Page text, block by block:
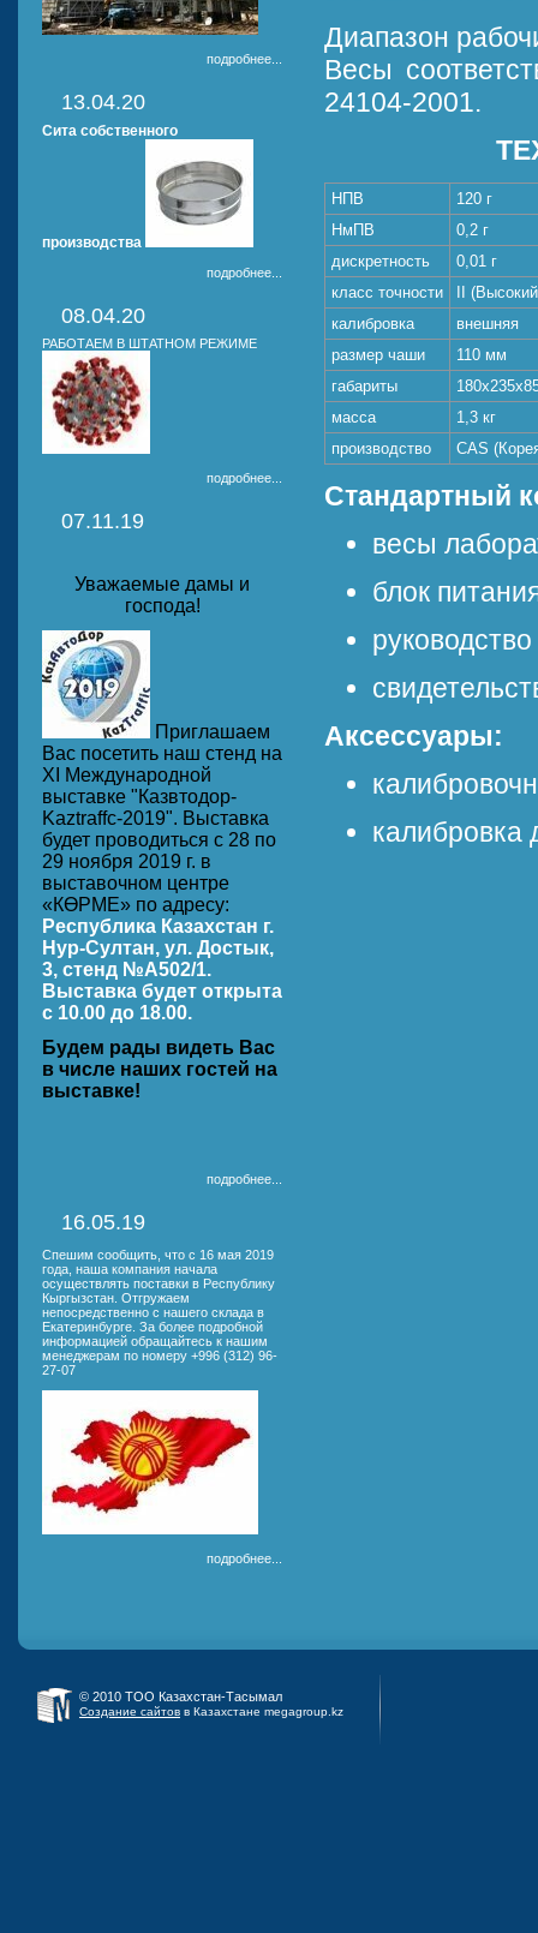
подробнее...
13.04.20
Сита собственного
производства
подробнее...
08.04.20
РАБОТАЕМ В ШТАТНОМ РЕЖИМЕ
подробнее...
07.11.19
Уважаемые дамы и
господа!
Приглашаем
Вас посетить наш стенд на
ХI Международной
выставке "Казвтодор-
Kaztraffc-2019". Выставка
будет проводиться с 28 по
29 ноября 2019 г. в
выставочном центре
«КӨРМЕ» по адресу:
Республика Казахстан г.
Нур-Султан, ул. Достык,
3, стенд №A502/1.
Выставка будет открыта
с 10.00 до 18.00.
Будем рады видеть Вас
в числе наших гостей на
выставке!
подробнее...
16.05.19
Спешим сообщить, что с 16 мая 2019
года, наша компания начала
осуществлять поставки в Республику
Кыргызстан. Отгружаем
непосредственно с нашего склада в
Екатеринбурге. За более подробной
информацией обращайтесь к нашим
менеджерам по номеру +996 (312) 96-
27-07
подробнее...
Диапазон
Весы
24104-2001.
НПВ
120 г
НмПВ
0,2 г
дискретность
0,01 г
класс точности
II
калибровка
внешняя
размер чаши
110 мм
габариты
масса
1,3 кг
производство
CAS
Стандартный
весы
блок
Аксессуары:
калибровка
© 2010 ТОО Казахстан-Тасымал
Создание сайтов в Казахстане megagroup.kz